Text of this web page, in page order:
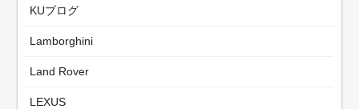
KUブログ
Lamborghini
Land Rover
LEXUS